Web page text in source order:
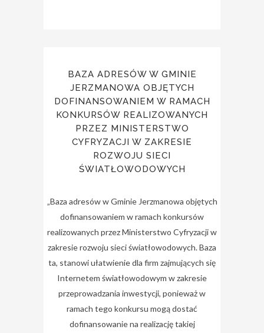
BAZA ADRESÓW W GMINIE
JERZMANOWA OBJĘTYCH
DOFINANSOWANIEM W RAMACH
KONKURSÓW REALIZOWANYCH
PRZEZ MINISTERSTWO
CYFRYZACJI W ZAKRESIE
ROZWOJU SIECI
ŚWIATŁOWODOWYCH
„Baza adresów w Gminie Jerzmanowa objętych
dofinansowaniem w ramach konkursów
realizowanych przez Ministerstwo Cyfryzacji w
zakresie rozwoju sieci światłowodowych. Baza
ta, stanowi ułatwienie dla firm zajmujących się
Internetem światłowodowym w zakresie
przeprowadzania inwestycji, ponieważ w
ramach tego konkursu mogą dostać
dofinansowanie na realizację takiej